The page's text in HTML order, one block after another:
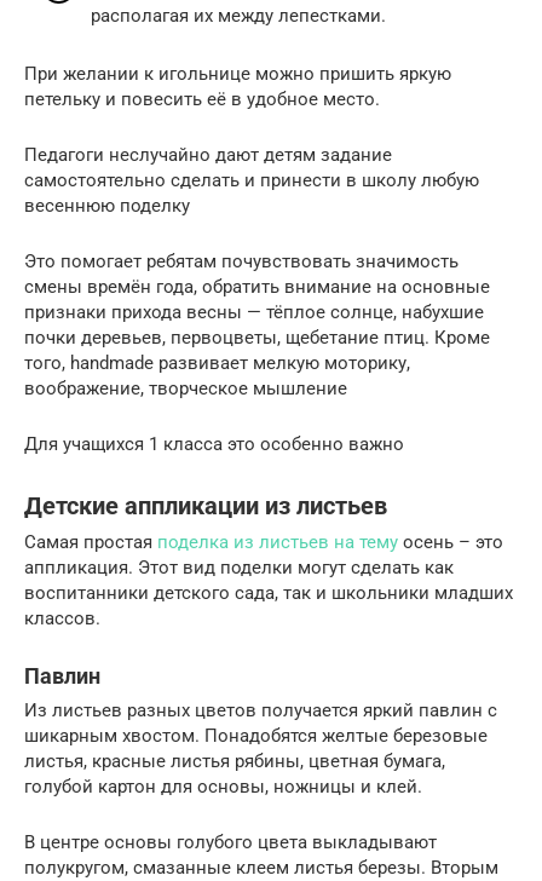
располагая их между лепестками.
При желании к игольнице можно пришить яркую
петельку и повесить её в удобное место.
Педагоги неслучайно дают детям задание
самостоятельно сделать и принести в школу любую
весеннюю поделку
Это помогает ребятам почувствовать значимость
смены времён года, обратить внимание на основные
признаки прихода весны — тёплое солнце, набухшие
почки деревьев, первоцветы, щебетание птиц. Кроме
того, handmade развивает мелкую моторику,
воображение, творческое мышление
Для учащихся 1 класса это особенно важно
Детские аппликации из листьев
Самая простая поделка из листьев на тему осень – это
аппликация. Этот вид поделки могут сделать как
воспитанники детского сада, так и школьники младших
классов.
Павлин
Из листьев разных цветов получается яркий павлин с
шикарным хвостом. Понадобятся желтые березовые
листья, красные листья рябины, цветная бумага,
голубой картон для основы, ножницы и клей.
В центре основы голубого цвета выкладывают
полукругом, смазанные клеем листья березы. Вторым